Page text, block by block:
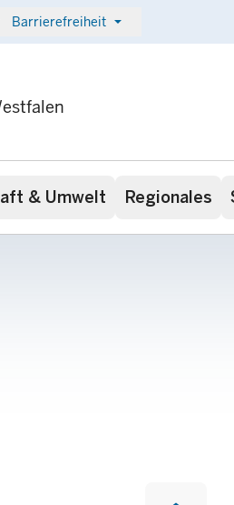
Barrierefreiheit arrow_drop_down
& Umwelt Regionales